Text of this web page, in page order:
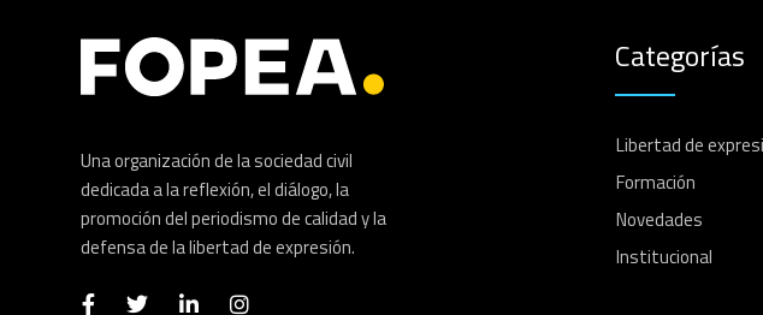
Una organización de la sociedad civil
dedicada a la reflexión, el diálogo, la
promoción del periodismo de calidad y la
defensa de la libertad de expresión.
Categorías
Libertad de
Formación
Novedades
Institucional